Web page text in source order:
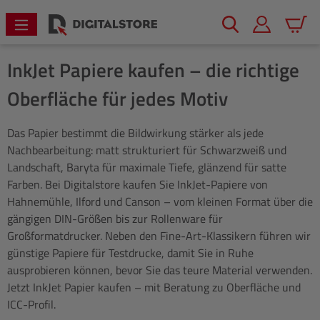
springen
InkJet Papiere kaufen – die richtige
Oberfläche für jedes Motiv
Das Papier bestimmt die Bildwirkung stärker als jede
Nachbearbeitung: matt strukturiert für Schwarzweiß und
Landschaft, Baryta für maximale Tiefe, glänzend für satte
Farben. Bei Digitalstore kaufen Sie InkJet-Papiere von
Hahnemühle, Ilford und Canson – vom kleinen Format über die
gängigen DIN-Größen bis zur Rollenware für
Großformatdrucker. Neben den Fine-Art-Klassikern führen wir
günstige Papiere für Testdrucke, damit Sie in Ruhe
ausprobieren können, bevor Sie das teure Material verwenden.
Jetzt InkJet Papier kaufen – mit Beratung zu Oberfläche und
ICC-Profil.